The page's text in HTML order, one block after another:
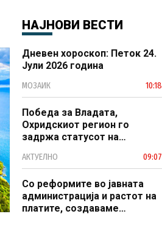
НАЈНОВИ ВЕСТИ
Дневен хороскоп: Петок 24.
Јули 2026 година
МОЗАИК 10:18
Победа за Владата,
Охридскиот регион го
задржа статусот на
наследство
АКТУЕЛНО 09:07
Со реформите во јавната
администрација и растот на
платите, создаваме